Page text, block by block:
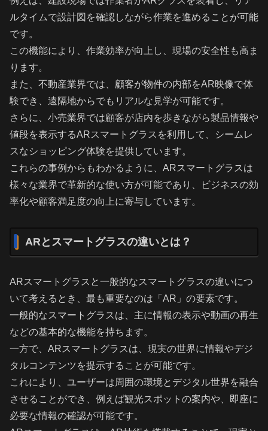
ルタイムで設計図を確認しながら作業を進めることが可能
です。
この機能により、作業効率が向上し、現場の安全性も高ま
ります。
また、不動産業界では、顧客が物件の内部をAR映像で体
験でき、遠隔地からでもリアルな見学が可能です。
さらに、小売業界では顧客が店内を歩きながら製品情報や
値段を表示するARスマートグラスを利用して、シームレ
スなショッピング体験を提供しています。
これらの事例からもわかるように、ARスマートグラスは
様々な業界で革新的な使い方が可能であり、ビジネスの効
率化や顧客満足度の向上に寄与しています。
ARとスマートグラスの違いとは？
ARスマートグラスと一般的なスマートグラスの違いにつ
いて考えるとき、最も重要なのは「AR」の要素です。
一般的なスマートグラスは、主に情報の表示や動画の再生
などの基本的な機能を持ちます。
一方で、ARスマートグラスは、現実の世界に情報やデジ
タルコンテンツを提示することが可能です。
これにより、ユーザーは周囲の環境とデジタル世界を融合
させることができ、例えば観光スポットの案内や、即座に
必要な情報の確認が可能です。